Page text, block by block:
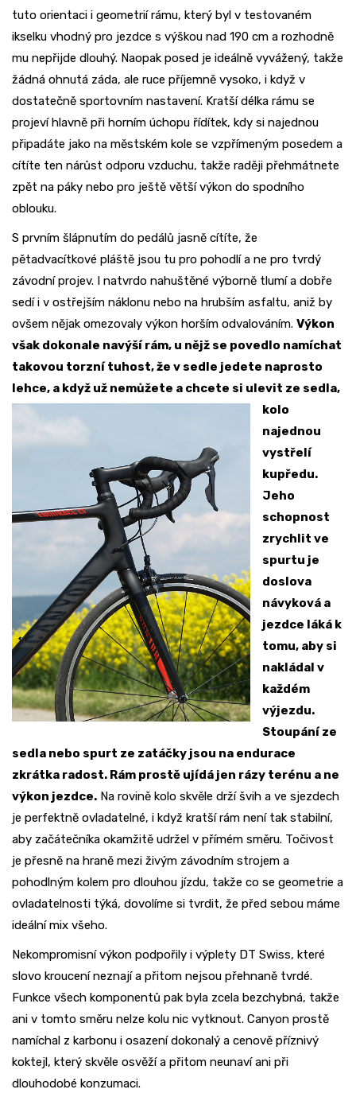
tuto orientaci i geometrií rámu, který byl v testovaném
ikselku vhodný pro jezdce s výškou nad 190 cm a rozhodně
mu nepřijde dlouhý. Naopak posed je ideálně vyvážený, takže
žádná ohnutá záda, ale ruce příjemně vysoko, i když v
dostatečně sportovním nastavení. Kratší délka rámu se
projeví hlavně při horním úchopu řídítek, kdy si najednou
připadáte jako na městském kole se vzpřímeným posedem a
cítíte ten nárůst odporu vzduchu, takže raději přehmátnete
zpět na páky nebo pro ještě větší výkon do spodního
oblouku.
S prvním šlápnutím do pedálů jasně cítíte, že
pětadvacítkové pláště jsou tu pro pohodlí a ne pro tvrdý
závodní projev. I natvrdo nahuštěné výborně tlumí a dobře
sedí i v ostřejším náklonu nebo na hrubším asfaltu, aniž by
ovšem nějak omezovaly výkon horším odvalováním. Výkon
však dokonale navýší rám, u nějž se povedlo namíchat
takovou torzní tuhost, že v sedle jedete naprosto
lehce, a když už nemůžete a chcete si ulevit ze sedla,
kolo
najednou
vystřelí
kupředu.
Jeho
schopnost
zrychlit ve
spurtu je
doslova
návyková a
jezdce láká k
tomu, aby si
nakládal v
každém
výjezdu.
Stoupání ze
sedla nebo spurt ze zatáčky jsou na endurace
zkrátka radost. Rám prostě ujídá jen rázy terénu a ne
výkon jezdce. Na rovině kolo skvěle drží švih a ve sjezdech
je perfektně ovladatelné, i když kratší rám není tak stabilní,
aby začátečníka okamžitě udržel v přímém směru. Točivost
je přesně na hraně mezi živým závodním strojem a
pohodlným kolem pro dlouhou jízdu, takže co se geometrie a
ovladatelnosti týká, dovolíme si tvrdit, že před sebou máme
ideální mix všeho.
Nekompromisní výkon podpořily i výplety DT Swiss, které
slovo kroucení neznají a přitom nejsou přehnaně tvrdé.
Funkce všech komponentů pak byla zcela bezchybná, takže
ani v tomto směru nelze kolu nic vytknout. Canyon prostě
namíchal z karbonu i osazení dokonalý a cenově příznivý
koktejl, který skvěle osvěží a přitom neunaví ani při
dlouhodobé konzumaci.